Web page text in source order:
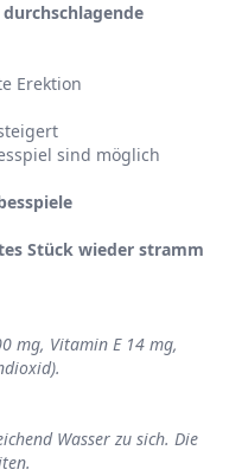
Erektion
sind möglich
Stück wieder stramm
mg, Vitamin E 14 mg,
Wasser zu sich. Die